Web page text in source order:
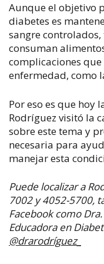
Aunque el objetivo
diabetes es
sangre
consuman
complicaciones
enfermedad, como
Por eso es que hoy
Rodríguez visitó la
sobre este tema y
necesaria para
manejar esta
Puede localizar a
7002 y 4052-5700,
Facebook como
Educadora en
@drarodríguez_